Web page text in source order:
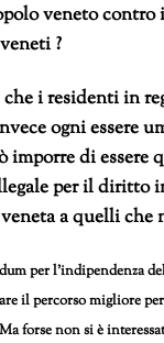
veneto contro
?
i residenti in
ogni essere
imporre di essere
per il diritto
a quelli che
per l’indipendenza
il percorso migliore
forse non si è